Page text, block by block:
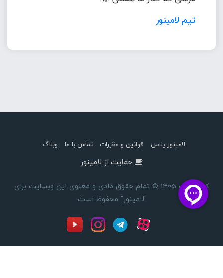
تیم لامینور
لامینور پلاس قوانین و مقررات تماس با ما وبلاگ
حمایت از لامینور
کپی رایت 1405 © تمام حقوق مادی و معنوی این وبسایت برای
"لامینور" محفوظ است.